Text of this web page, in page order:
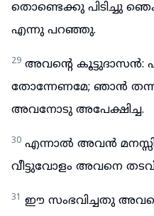
തൊണ്ടെക്കു പിടിച്ചു
എന്നു പറഞ്ഞു.
29 അവന്റെ കൂട്ടുദാസൻ:
തോന്നേണമേ; ഞാൻ
അവനോടു അപേക്ഷിച്ച.
30 എന്നാൽ അവൻ
വീട്ടുവോളം അവനെ
31 ഈ സംഭവിച്ചതു